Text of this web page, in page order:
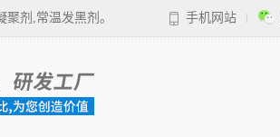
剂,常温发黑剂。 手机网站